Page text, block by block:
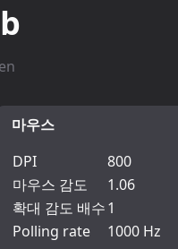
마우스
DPI
800
마우스 감도
1.06
확대 감도 배수1
Polling rate
1000 Hz